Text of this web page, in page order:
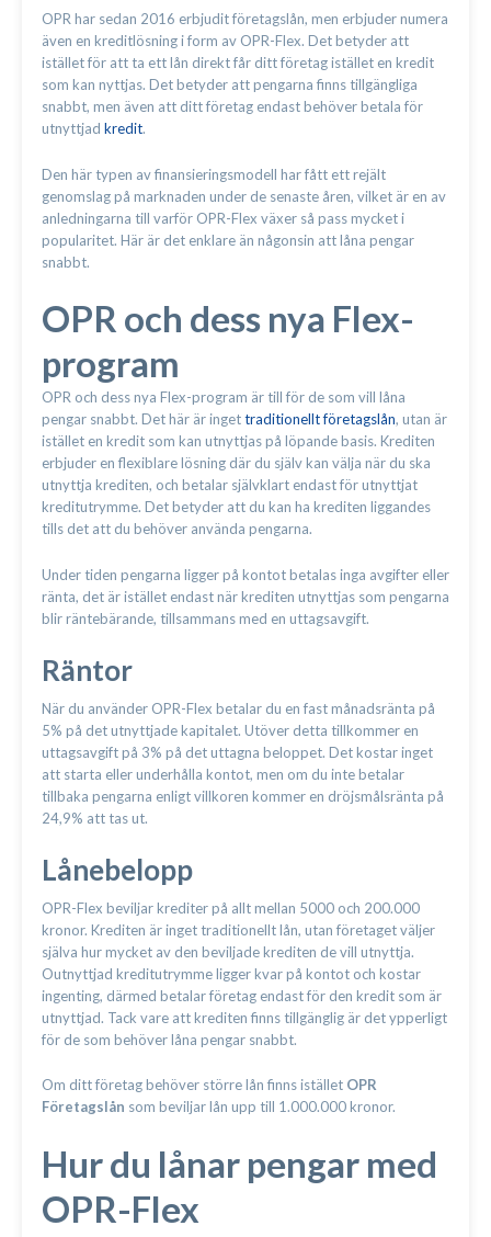
OPR har sedan 2016 erbjudit företagslån, men erbjuder numera
även en kreditlösning i form av OPR-Flex. Det betyder att
istället för att ta ett lån direkt får ditt företag istället en kredit
som kan nyttjas. Det betyder att pengarna finns tillgängliga
snabbt, men även att ditt företag endast behöver betala för
utnyttjad kredit.
Den här typen av finansieringsmodell har fått ett rejält
genomslag på marknaden under de senaste åren, vilket är en av
anledningarna till varför OPR-Flex växer så pass mycket i
popularitet. Här är det enklare än någonsin att låna pengar
snabbt.
OPR och dess nya Flex-
program
OPR och dess nya Flex-program är till för de som vill låna
pengar snabbt. Det här är ingettraditionellt företagslån, utan är
istället en kredit som kan utnyttjas på löpande basis. Krediten
erbjuder en flexiblare lösning där du själv kan välja när du ska
utnyttja krediten, och betalar självklart endast för utnyttjat
kreditutrymme. Det betyder att du kan ha krediten liggandes
tills det att du behöver använda pengarna.
Under tiden pengarna ligger på kontot betalas inga avgifter eller
ränta, det är istället endast när krediten utnyttjas som pengarna
blir räntebärande, tillsammans med en uttagsavgift.
Räntor
När du använder OPR-Flex betalar du en fast månadsränta på
5% på det utnyttjade kapitalet. Utöver detta tillkommer en
uttagsavgift på 3% på det uttagna beloppet. Det kostar inget
att starta eller underhålla kontot, men om du inte betalar
tillbaka pengarna enligt villkoren kommer en dröjsmålsränta på
24,9% att tas ut.
Lånebelopp
OPR-Flex beviljar krediter på allt mellan 5000 och 200.000
kronor. Krediten är inget traditionellt lån, utan företaget väljer
själva hur mycket av den beviljade krediten de vill utnyttja.
Outnyttjad kreditutrymme ligger kvar på kontot och kostar
ingenting, därmed betalar företag endast för den kredit som är
utnyttjad. Tack vare att krediten finns tillgänglig är det ypperligt
för de som behöver låna pengar snabbt.
Om ditt företag behöver större lån finns istället OPR
Företagslån som beviljar lån upp till 1.000.000 kronor.
Hur du lånar pengar med
OPR-Flex